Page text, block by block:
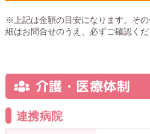
※上記は金額の目安になります。そ
細はお問合せのうえ、必ずご確認くだ
介護・医療体制
連携病院